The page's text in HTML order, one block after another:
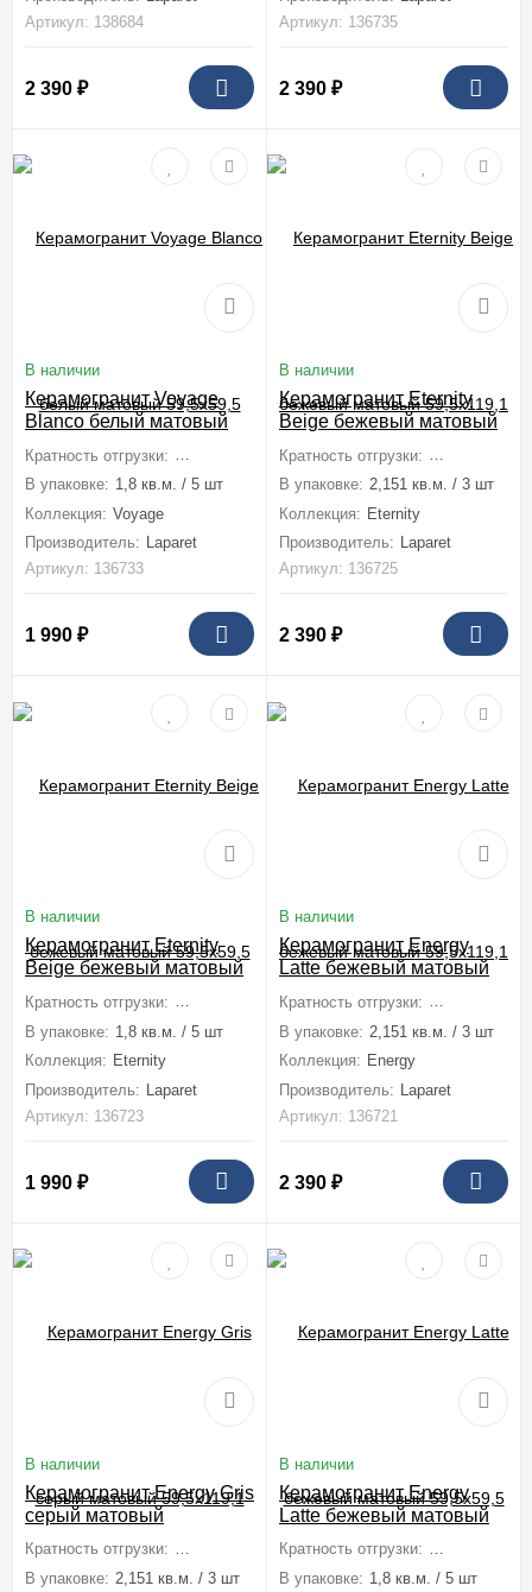
Артикул: 138684
2 390 ₽
Артикул: 136735
2 390 ₽
В наличии
Керамогранит Voyage
Blanco белый матовый
Кратность отгрузки: 1 коробка (1,8 м2)
В упаковке: 1,8 кв.м. / 5 шт
Коллекция: Voyage
Производитель: Laparet
Артикул: 136733
1 990 ₽
В наличии
Керамогранит Eternity
Beige бежевый матовый
Кратность отгрузки: 1 коробка
В упаковке: 2,151 кв.м. / 3 шт
Коллекция: Eternity
Производитель: Laparet
Артикул: 136725
2 390 ₽
В наличии
Керамогранит Eternity
Beige бежевый матовый
59,5x59,5
Кратность отгрузки: 1 коробка (1,8 м2)
В упаковке: 1,8 кв.м. / 5 шт
Коллекция: Eternity
Производитель: Laparet
Артикул: 136723
1 990 ₽
В наличии
Керамогранит Energy
Latte бежевый матовый
59,5x119,1
Кратность отгрузки: 1 коробка
В упаковке: 2,151 кв.м. / 3 шт
Коллекция: Energy
Производитель: Laparet
Артикул: 136721
2 390 ₽
В наличии
Керамогранит Energy Gris
серый матовый
59,5x119,1
Кратность отгрузки: 1 коробка (2,151 м2)
В упаковке: 2,151 кв.м. / 3 шт
В наличии
Керамогранит Energy
Latte бежевый матовый
59,5x59,5
Кратность отгрузки: 1 коробка
В упаковке: 1,8 кв.м. / 5 шт